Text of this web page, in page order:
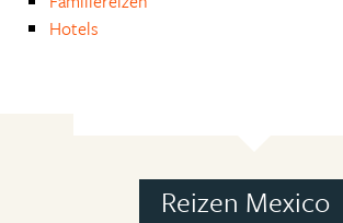
Hotels
Reizen Mexico